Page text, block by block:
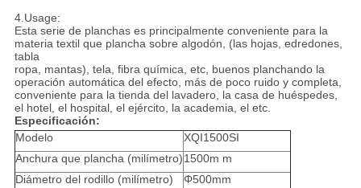
4.Usage:
Esta serie de planchas es principalmente conveniente para la
materia textil que plancha sobre algodón, (las hojas, edredones,
tabla
ropa, mantas), tela, fibra química, etc, buenos planchando la
operación automática del efecto, más de poco ruido y completa,
conveniente para la tienda del lavadero, la casa de huéspedes,
el hotel, el hospital, el ejército, la academia, el etc.
Especificación:
Modelo
XQI1500SI
Anchura que plancha (milímetro)1500m m
Diámetro del rodillo (milímetro)
Φ500mm